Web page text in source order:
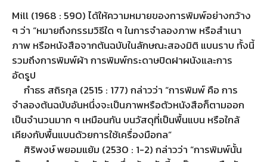
Mill (1968 : 590) ได้ให้ความหมายของการพิมพ์อย่างกว้าง
ๆ ว่า “หมายถึงกรรมวิธีใด ๆ ในการจำลองภาพ หรือสำเนา
ภาพ หรือหนังสือจากต้นฉบับในลักษณะสองมิติ แบนราบ ทั้งนี้
รวมถึงการพิมพ์ผ้า การพิมพ์กระดาษปิดฝาผนังและการ
อัดรูป
กำธร สถิรกุล (2515 : 177) กล่าวว่า “การพิมพ์ คือ การ
จำลองต้นฉบับอันหนึ่งจะเป็นภาพหรือตัวหนังสือก็ตามออก
เป็นจำนวนมาก ๆ เหมือนกัน บนวัสดุที่เป็นพื้นแบน หรือใกล้
เคียงกับพื้นแบนด้วยการใช้เครื่องมือกล”
ศิริพงษ์ พยอมแย้ม (2530 : 1-2) กล่าวว่า “การพิมพ์นั้น